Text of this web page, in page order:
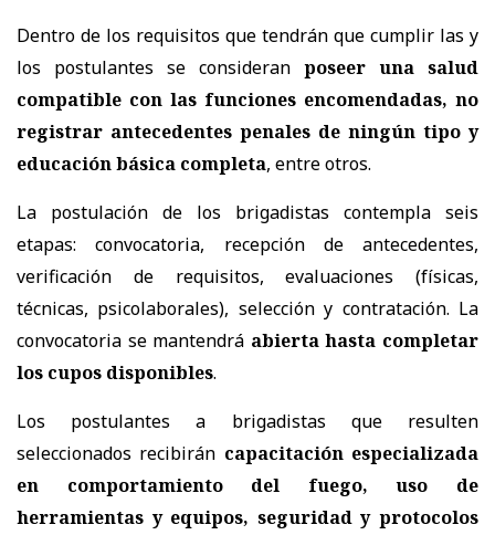
Dentro de los requisitos que tendrán que cumplir las y
los postulantes se consideran poseer una salud
compatible con las funciones encomendadas, no
registrar antecedentes penales de ningún tipo y
educación básica completa, entre otros.
La postulación de los brigadistas contempla seis
etapas: convocatoria, recepción de antecedentes,
verificación de requisitos, evaluaciones (físicas,
técnicas, psicolaborales), selección y contratación. La
convocatoria se mantendrá abierta hasta completar
los cupos disponibles.
Los postulantes a brigadistas que resulten
seleccionados recibirán capacitación especializada
en comportamiento del fuego, uso de
herramientas y equipos, seguridad y protocolos